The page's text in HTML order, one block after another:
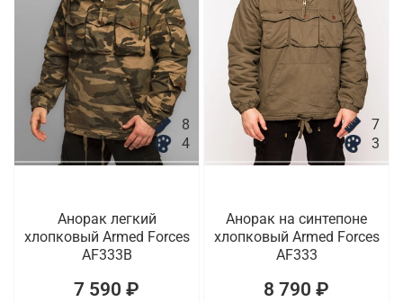
8
4
Анорак легкий
хлопковый Armed Forces
AF333B
7 590 ₽
7
3
Анорак на синтепоне
хлопковый Armed Forces
AF333
8 790 ₽